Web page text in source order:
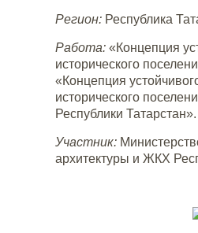
Регион: Республика
Работа: «Концепция
исторического
«Концепция
исторического
Республики Татарстан».
Участник:
архитектуры и ЖКХ